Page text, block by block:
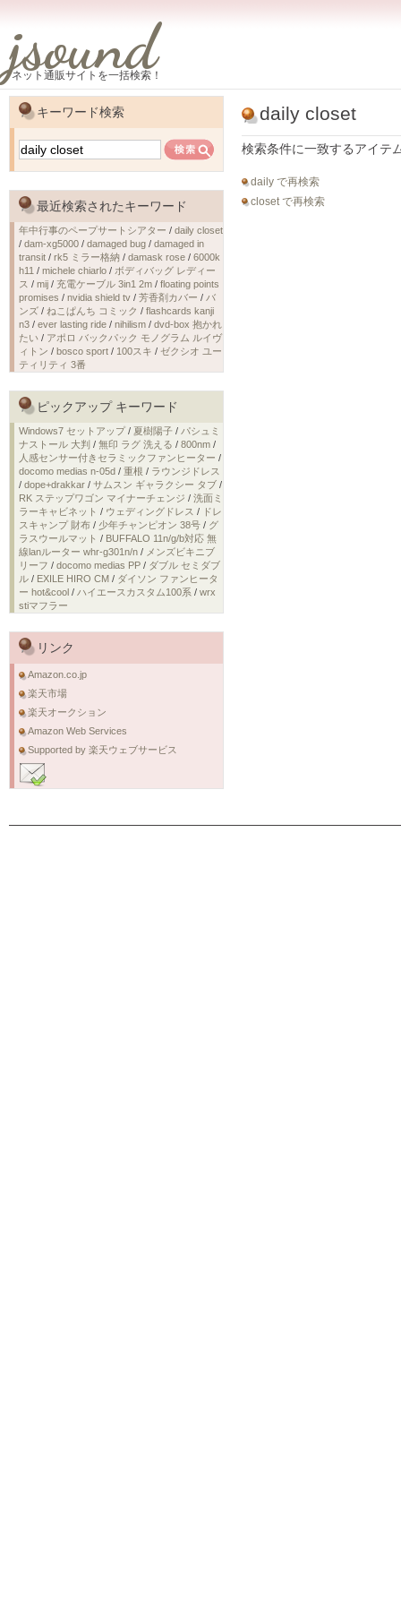
jsound
ネット通販サイトを一括検索！
daily closet
検索条件に一致するアイテ
daily で再検索
closet で再検索
キーワード検索
最近検索されたキーワード
年中行事のペープサートシアター / daily closet
/ dam-xg5000 / damaged bug / damaged in
transit / rk5 ミラー格納 / damask rose / 6000k
h11 / michele chiarlo / ボディバッグ レディー
ス / mij / 充電ケーブル 3in1 2m / floating points
promises / nvidia shield tv / 芳香剤カバー / バ
ンズ / ねこぱんち コミック / flashcards kanji
n3 / ever lasting ride / nihilism / dvd-box 抱かれ
たい / アポロ バックパック モノグラム ルイヴ
ィトン / bosco sport / 100スキ / ゼクシオ ユー
ティリティ 3番
ピックアップ キーワード
Windows7 セットアップ/ 夏樹陽子 / パシュミ
ナストール 大判 / 無印 ラグ 洗える / 800nm /
人感センサー付きセラミックファンヒーター /
docomo medias n-05d / 重根 / ラウンジドレス
/ dope+drakkar / サムスン ギャラクシー タブ /
RK ステップワゴン マイナーチェンジ / 洗面ミ
ラーキャビネット / ウェディングドレス / ドレ
スキャンプ 財布 / 少年チャンピオン 38号 / グ
ラスウールマット / BUFFALO 11n/g/b対応 無
線lanルーター whr-g301n/n / メンズビキニブ
リーフ / docomo medias PP / ダブル セミダブ
ル / EXILE HIRO CM / ダイソン ファンヒータ
ー hot&cool / ハイエースカスタム100系 / wrx
stiマフラー
リンク
Amazon.co.jp
楽天市場
楽天オークション
Amazon Web Services
Supported by 楽天ウェブサービス